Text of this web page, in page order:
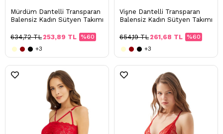
Mürdüm Dantelli Transparan
Balensiz Kadın Sütyen Takımı
%60
253,89 TL
634,72 TL
+3
Vişne Dantelli Transparan
Balensiz Kadın Sütyen Takımı
%60
261,68 TL
654,19 TL
+3